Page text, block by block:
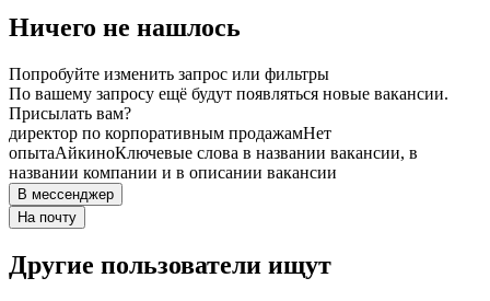
Ничего не нашлось
Попробуйте изменить запрос или фильтры
По вашему запросу ещё будут появляться новые вакансии.
Присылать вам?
директор по корпоративным продажамНет
опытаАйкиноКлючевые слова в названии вакансии, в
названии компании и в описании вакансии
В мессенджер
На почту
Другие пользователи ищут